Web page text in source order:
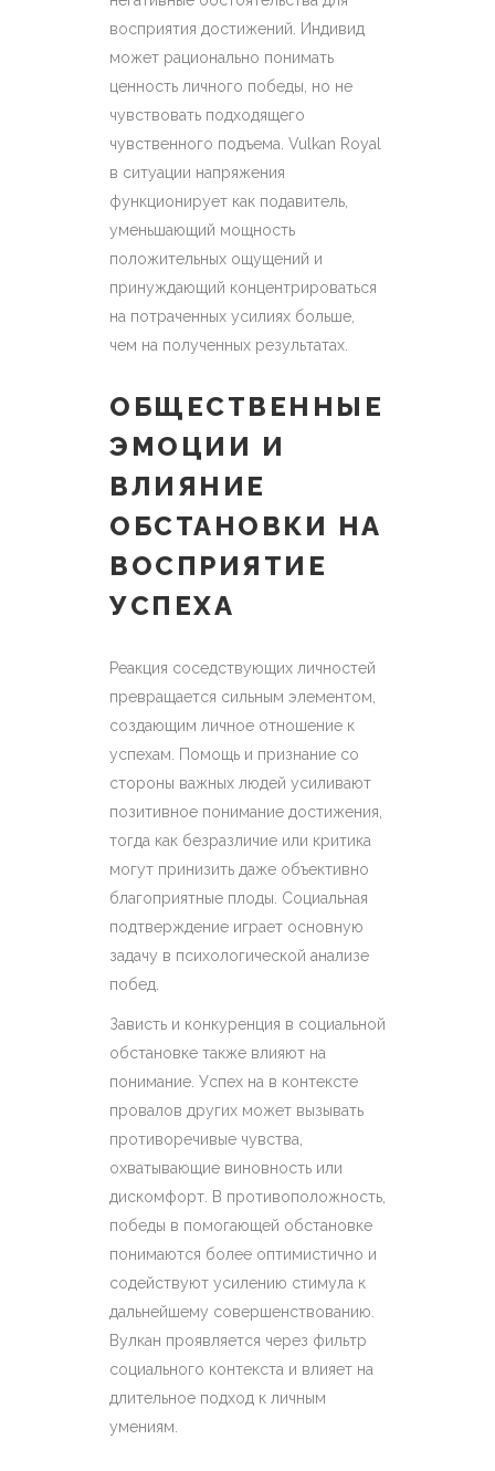
восприятия достижений. Индивид
может рационально понимать
ценность личного победы, но не
чувствовать подходящего
чувственного подъема. Vulkan Royal
в ситуации напряжения
функционирует как подавитель,
уменьшающий мощность
положительных ощущений и
принуждающий концентрироваться
на потраченных усилиях больше,
чем на полученных результатах.
ОБЩЕСТВЕННЫЕ
ЭМОЦИИ И
ВЛИЯНИЕ
ОБСТАНОВКИ НА
ВОСПРИЯТИЕ
УСПЕХА
Реакция соседствующих личностей
превращается сильным элементом,
создающим личное отношение к
успехам. Помощь и признание со
стороны важных людей усиливают
позитивное понимание достижения,
тогда как безразличие или критика
могут принизить даже объективно
благоприятные плоды. Социальная
подтверждение играет основную
задачу в психологической анализе
побед.
Зависть и конкуренция в социальной
обстановке также влияют на
понимание. Успех на в контексте
провалов других может вызывать
противоречивые чувства,
охватывающие виновность или
дискомфорт. В противоположность,
победы в помогающей обстановке
понимаются более оптимистично и
содействуют усилению стимула к
дальнейшему совершенствованию.
Вулкан проявляется через фильтр
социального контекста и влияет на
длительное подход к личным
умениям.